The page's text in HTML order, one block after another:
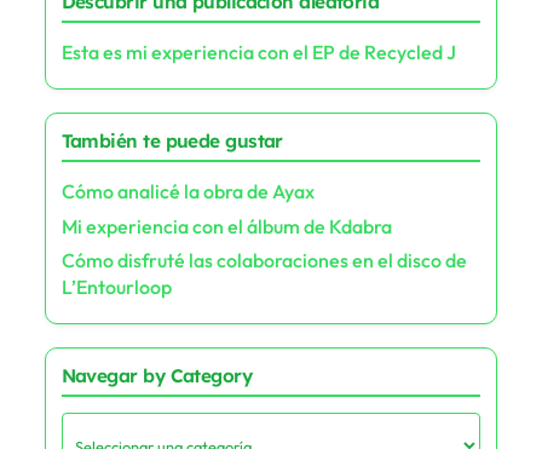
Esta es mi experiencia con el EP de Recycled J
También te puede gustar
Cómo analicé la obra de Ayax
Mi experiencia con el álbum de Kdabra
Cómo disfruté las colaboraciones en el disco de
L’Entourloop
Navegar by Category